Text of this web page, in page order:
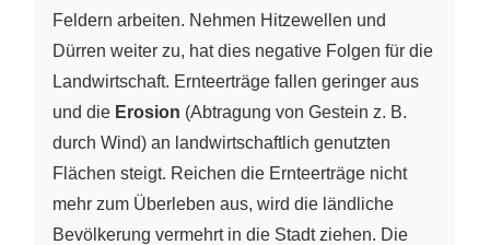
Feldern arbeiten. Nehmen Hitzewellen und
Dürren weiter zu, hat dies negative Folgen für die
Landwirtschaft. Ernteerträge fallen geringer aus
und die Erosion (Abtragung von Gestein z. B.
durch Wind) an landwirtschaftlich genutzten
Flächen steigt. Reichen die Ernteerträge nicht
mehr zum Überleben aus, wird die ländliche
Bevölkerung vermehrt in die Stadt ziehen. Die